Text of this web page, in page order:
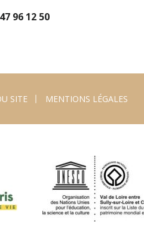
96 12 50
SITE MENTIONS LÉGALES